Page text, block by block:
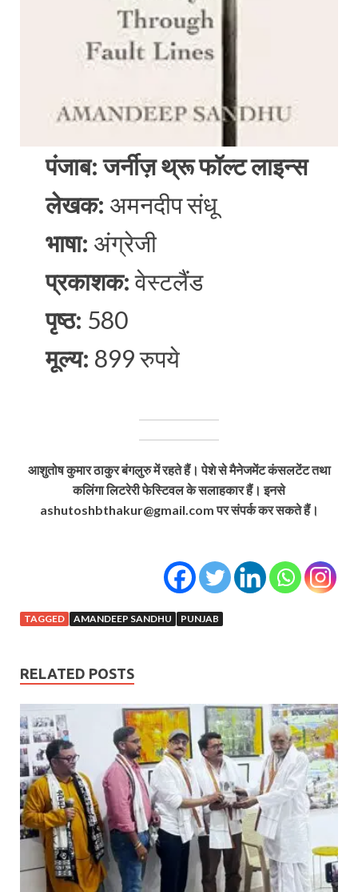
पंजाब: जर्नीज़ थ्रू फॉल्ट लाइन्स
लेखक: अमनदीप संधू
भाषा: अंग्रेजी
प्रकाशक:वेस्टलैंड
पृष्ठ: 580
मूल्य: 899 रुपये
आशुतोष कुमार ठाकुर बंगलुरु में रहते हैं। पेशे से मैनेजमेंट कंसलटेंट तथा
कलिंगा लिटरेरी फेस्टिवल के सलाहकार हैं। इनसे
ashutoshbthakur@gmail.com पर संपर्क कर सकते हैं।
TAGGED AMANDEEP SANDHU PUNJAB
RELATED POSTS